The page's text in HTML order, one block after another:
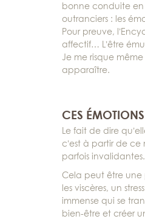
bonne conduite en
outranciers : les
Pour preuve,
affectif… L’être
Je me risque
apparaître.
CES
Le fait de dire
c’est à partir de ce
parfois invalidantes.
Cela peut être une
les viscères, un
immense qui se
bien-être et créer